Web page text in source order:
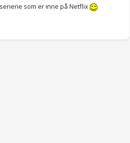
som er inne på Netflix